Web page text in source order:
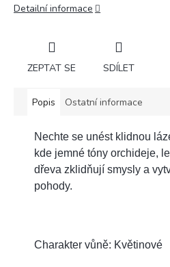
Detailní informace
ZEPTAT SE SDÍLET
Popis Ostatní informace
Nechte se unést klidnou
kde jemné tóny orchideje,
dřeva zklidňují smysly a
pohody.
Charakter vůně: Květinové